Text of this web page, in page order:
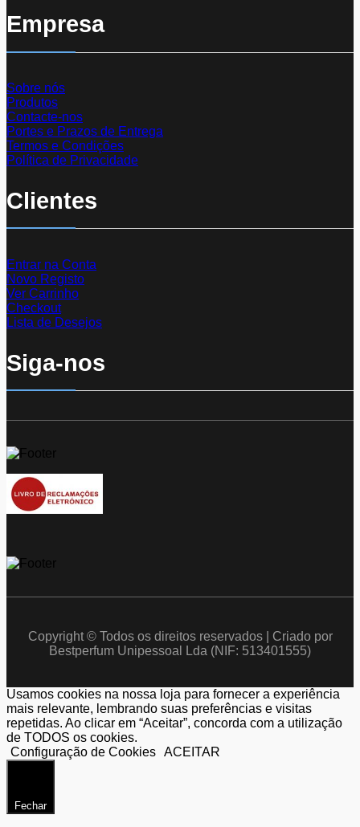
Empresa
Sobre nós
Produtos
Contacte-nos
Portes e Prazos de Entrega
Termos e Condições
Política de Privacidade
Clientes
Entrar na Conta
Novo Registo
Ver Carrinho
Checkout
Lista de Desejos
Siga-nos
Copyright © Todos os direitos reservados | Criado por
Bestperfum Unipessoal Lda (NIF: 513401555)
Usamos cookies na nossa loja para fornecer a experiência
mais relevante, lembrando suas preferências e visitas
repetidas. Ao clicar em “Aceitar”, concorda com a utilização
de TODOS os cookies.
Configuração de Cookies ACEITAR
Fechar